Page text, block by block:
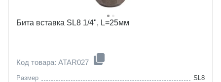
Бита вставка SL8 1/4", L=25мм
Код товара: ATAR027
Размер
SL8